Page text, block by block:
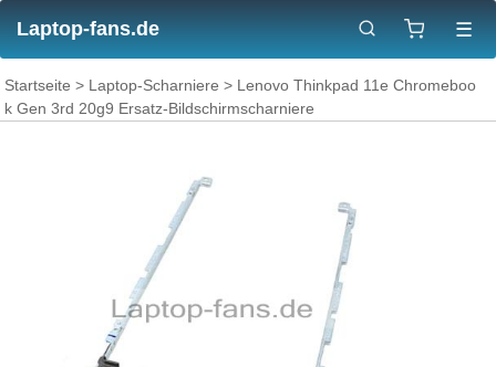
Laptop-fans.de ☰
Startseite > Laptop-Scharniere > Lenovo Thinkpad 11e Chromeboo
k Gen 3rd 20g9 Ersatz-Bildschirmscharniere